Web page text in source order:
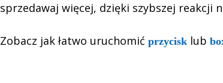
sprzedawaj więcej, dzięki szybszej reakcji
Zobacz jak łatwo uruchomić przycisk lub